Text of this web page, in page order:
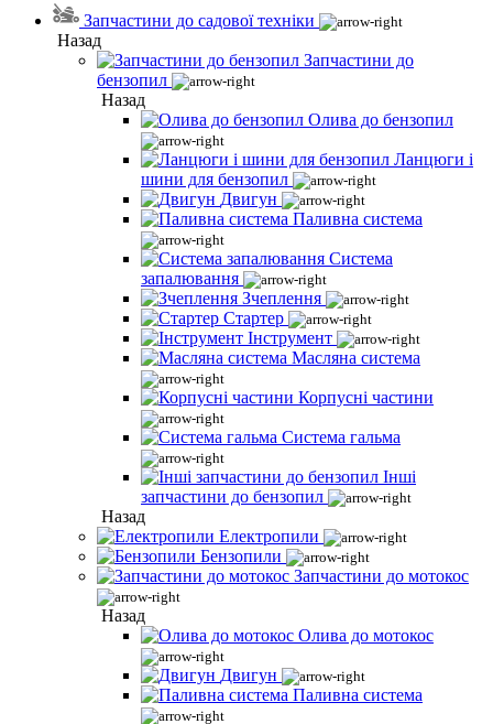
Запчастини до садової техніки
Назад
Запчастини до
бензопил
Назад
Олива до бензопил
Ланцюги і
шини для бензопил
Двигун
Паливна система
Система
запалювання
Зчеплення
Стартер
Інструмент
Масляна система
Корпусні частини
Система гальма
Інші
запчастини до бензопил
Назад
Електропили
Бензопили
Запчастини до мотокос
Назад
Олива до мотокос
Двигун
Паливна система